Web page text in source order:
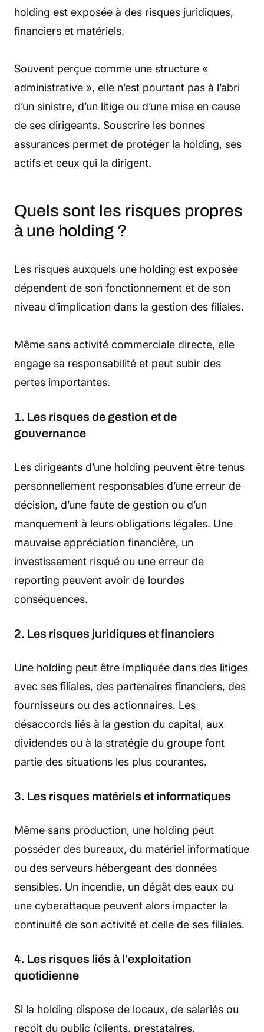
holding est exposée à des risques juridiques,
financiers et matériels.
Souvent perçue comme une structure «
administrative », elle n’est pourtant pas à l’abri
d’un sinistre, d’un litige ou d’une mise en cause
de ses dirigeants. Souscrire les bonnes
assurances permet de protéger la holding, ses
actifs et ceux qui la dirigent.
Quels sont les risques propres
à une holding ?
Les risques auxquels une holding est exposée
dépendent de son fonctionnement et de son
niveau d’implication dans la gestion des filiales.
Même sans activité commerciale directe, elle
engage sa responsabilité et peut subir des
pertes importantes.
1. Les risques de gestion et de
gouvernance
Les dirigeants d’une holding peuvent être tenus
personnellement responsables d’une erreur de
décision, d’une faute de gestion ou d’un
manquement à leurs obligations légales. Une
mauvaise appréciation financière, un
investissement risqué ou une erreur de
reporting peuvent avoir de lourdes
conséquences.
2. Les risques juridiques et financiers
Une holding peut être impliquée dans des litiges
avec ses filiales, des partenaires financiers, des
fournisseurs ou des actionnaires. Les
désaccords liés à la gestion du capital, aux
dividendes ou à la stratégie du groupe font
partie des situations les plus courantes.
3. Les risques matériels et informatiques
Même sans production, une holding peut
posséder des bureaux, du matériel informatique
ou des serveurs hébergeant des données
sensibles. Un incendie, un dégât des eaux ou
une cyberattaque peuvent alors impacter la
continuité de son activité et celle de ses filiales.
4. Les risques liés à l’exploitation
quotidienne
Si la holding dispose de locaux, de salariés ou
reçoit du public (clients, prestataires,